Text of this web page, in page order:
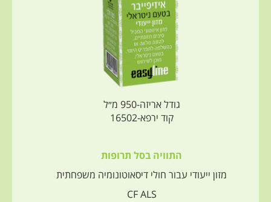
גודל אריזה-950 מ״ל
קוד ירפא-
16502
התוויה בסל תרופות
מזון ייעודי עבור חולי דיסאוטונומיה משפחתית
CF ALS